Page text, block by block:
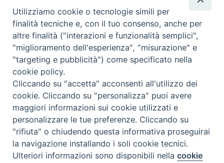
Orari Curia
Mar. / Mer. / Giov. ore 9 - 13
nei mesi estivi solo Martedì ore 9 - 13
WebMail
Copyright © Arcidiocesi di Brindisi – Ostuni
Preferenze Cookie
Utilizziamo cookie o tecnologie simili per
finalità tecniche e, con il tuo consenso, anche per
altre finalità ("interazioni e funzionalità semplici",
"miglioramento dell'esperienza", "misurazione" e
"targeting e pubblicità") come specificato nella
cookie policy.
Cliccando su "accetta" acconsenti all'utilizzo dei
cookie. Cliccando su "personalizza" puoi avere
maggiori informazioni sui cookie utilizzati e
personalizzare le tue preferenze. Cliccando su
"rifiuta" o chiudendo questa informativa proseguirai
la navigazione installando i soli cookie tecnici.
Ulteriori informazioni sono disponibili nellacookie